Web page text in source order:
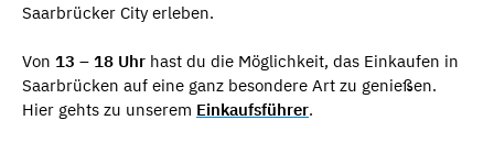
Saarbrücker City erleben.
Von 13 – 18 Uhr hast du die Möglichkeit, das Einkaufen in
Saarbrücken auf eine ganz besondere Art zu genießen.
Hier gehts zu unserem Einkaufsführer.